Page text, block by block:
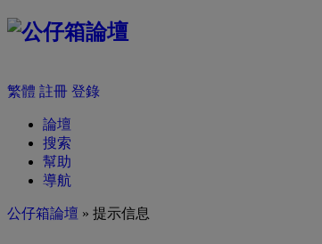
繁體 註冊 登錄
論壇
搜索
幫助
導航
公仔箱論壇 » 提示信息